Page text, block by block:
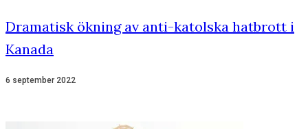
Dramatisk ökning av anti-katolska hatbrott i
Kanada
6 september 2022